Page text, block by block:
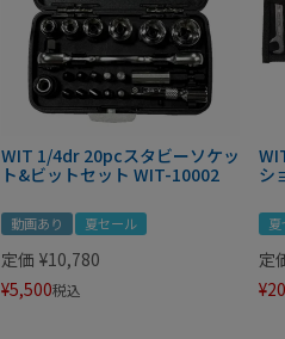
WIT 1/4dr 20pcスタビーソケッ
ト&ビットセット WIT-10002
動画あり 夏セール
定価 ¥10,780
¥5,500税込
シ
定
¥